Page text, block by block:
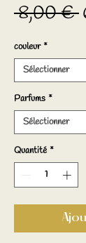
8,00 €
couleur *
Parfums *
Quantité *